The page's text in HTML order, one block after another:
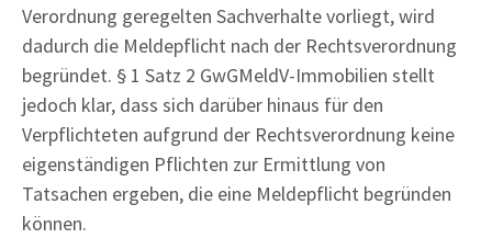
Verordnung geregelten Sachverhalte vorliegt, wird
dadurch die Meldepflicht nach der Rechtsverordnung
begründet. § 1 Satz 2 GwGMeldV-Immobilien stellt
jedoch klar, dass sich darüber hinaus für den
Verpflichteten aufgrund der Rechtsverordnung keine
eigenständigen Pflichten zur Ermittlung von
Tatsachen ergeben, die eine Meldepflicht begründen
können.